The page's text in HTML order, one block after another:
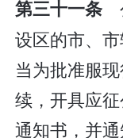
第三十一条
设区的市、
当为批准服
续，开具应
通知书，并